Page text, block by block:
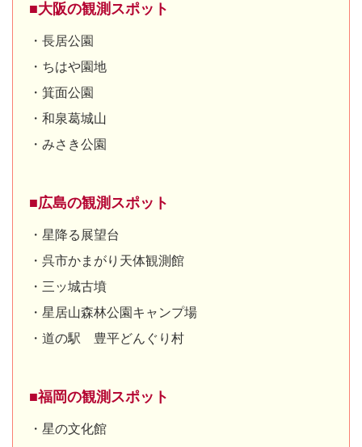
■大阪の観測スポット
・長居公園
・ちはや園地
・箕面公園
・和泉葛城山
・みさき公園
■広島の観測スポット
・星降る展望台
・呉市かまがり天体観測館
・三ッ城古墳
・星居山森林公園キャンプ場
・道の駅 豊平どんぐり村
■福岡の観測スポット
・星の文化館